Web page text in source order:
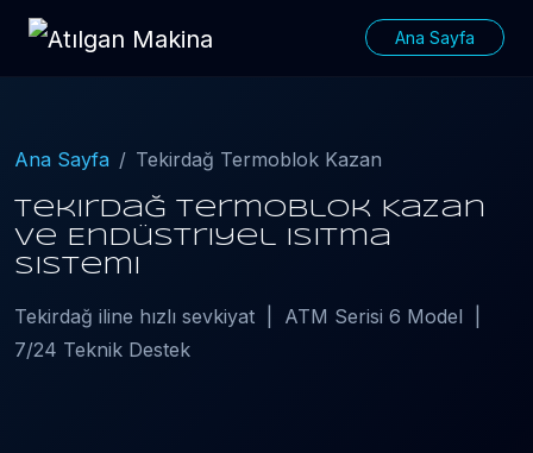
Ana Sayfa
Ana Sayfa Tekirdağ Termoblok Kazan
Tekirdağ Termoblok Kazan
ve Endüstriyel Isıtma
Sistemi
Tekirdağ iline hızlı sevkiyat | ATM Serisi 6 Model |
7/24 Teknik Destek